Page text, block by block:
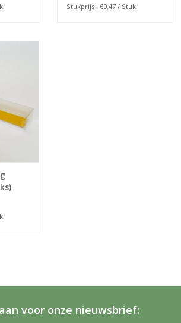
Stukprijs : €0,47 / Stuk
voor onze nieuwsbrief: